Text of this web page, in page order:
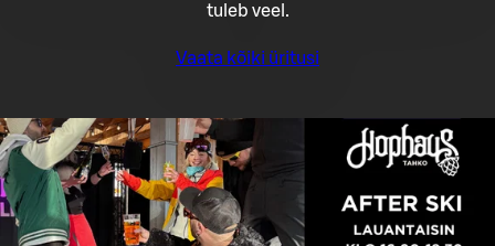
tuleb veel.
Vaata kõiki üritusi